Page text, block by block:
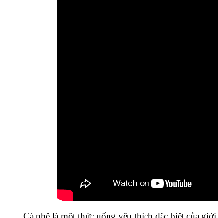
Cà phê là một thức uống yêu thích đặc biệt của